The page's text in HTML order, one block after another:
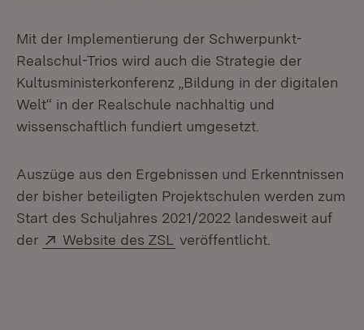
Mit der Implementierung der Schwerpunkt-
Realschul-Trios wird auch die Strategie der
Kultusministerkonferenz „Bildung in der digitalen
Welt“ in der Realschule nachhaltig und
wissenschaftlich fundiert umgesetzt.
Auszüge aus den Ergebnissen und Erkenntnissen
der bisher beteiligten Projektschulen werden zum
Start des Schuljahres 2021/2022 landesweit auf
der
Extern:
Website des ZSL (Öffnet in neuem Fenster)
veröffentlicht.